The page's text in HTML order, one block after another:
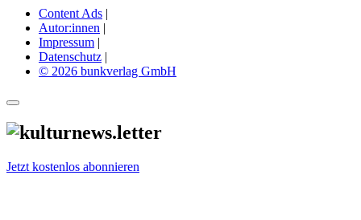
Content Ads |
Autor:innen |
Impressum |
Datenschutz |
© 2026 bunkverlag GmbH
Jetzt kostenlos abonnieren